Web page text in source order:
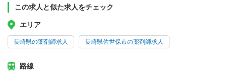
この求人と似た求人をチェック
エリア
長崎県の薬剤師求人 長崎県佐世保市の薬剤師求人
路線